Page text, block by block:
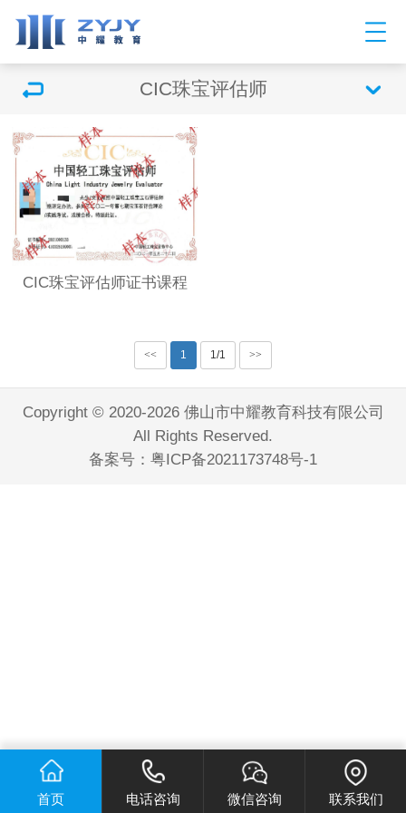
CIC珠宝评估师
CIC珠宝评估师证书课程
<< 1 1/1 >>
Copyright © 2020-2026 佛山市中耀教育科技有限公司
All Rights Reserved.
备案号： 粤ICP备2021173748号-1
首页 电话咨询 微信咨询 联系我们